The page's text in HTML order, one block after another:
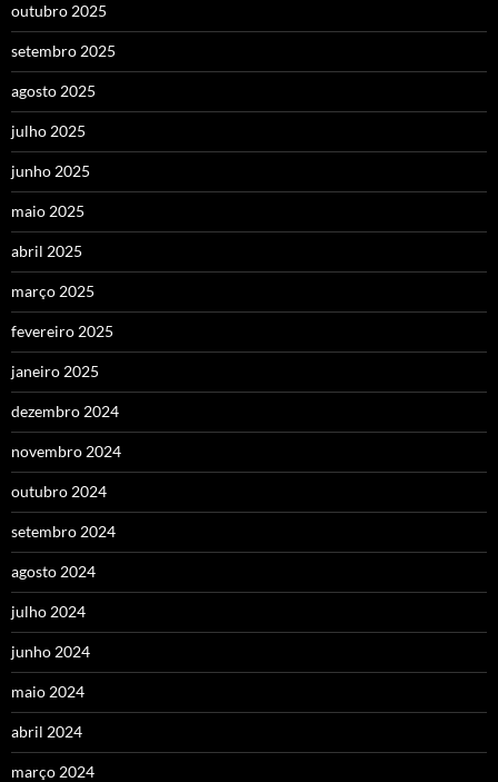
outubro 2025
setembro 2025
agosto 2025
julho 2025
junho 2025
maio 2025
abril 2025
março 2025
fevereiro 2025
janeiro 2025
dezembro 2024
novembro 2024
outubro 2024
setembro 2024
agosto 2024
julho 2024
junho 2024
maio 2024
abril 2024
março 2024